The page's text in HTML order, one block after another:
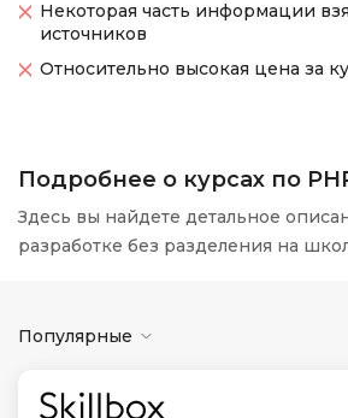
Некоторая часть информации
источников
Относительно высокая цена за
Подробнее о курсах по
Здесь вы найдете детальное
разработке без разделения на
Популярные